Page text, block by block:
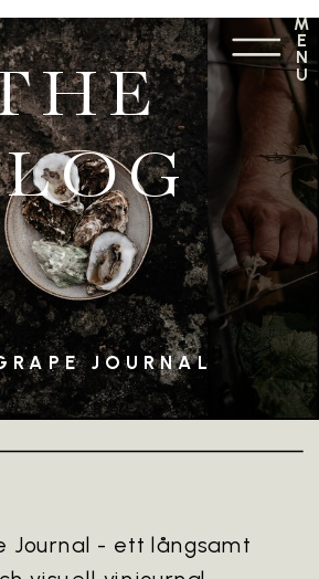
M
E
N
U
JOURNAL
Journal - ett långsamt